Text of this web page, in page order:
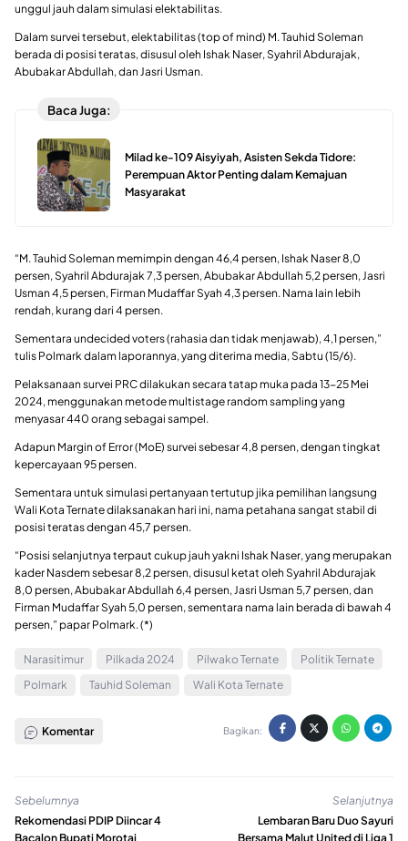
unggul jauh dalam simulasi elektabilitas.
Dalam survei tersebut, elektabilitas (top of mind) M. Tauhid Soleman
berada di posisi teratas, disusul oleh Ishak Naser, Syahril Abdurajak,
Abubakar Abdullah, dan Jasri Usman.
Baca Juga:
Milad ke-109 Aisyiyah, Asisten Sekda Tidore:
Perempuan Aktor Penting dalam Kemajuan
Masyarakat
“M. Tauhid Soleman memimpin dengan 46,4 persen, Ishak Naser 8,0
persen, Syahril Abdurajak 7,3 persen, Abubakar Abdullah 5,2 persen, Jasri
Usman 4,5 persen, Firman Mudaffar Syah 4,3 persen. Nama lain lebih
rendah, kurang dari 4 persen.
Sementara undecided voters (rahasia dan tidak menjawab), 4,1 persen,”
tulis Polmark dalam laporannya, yang diterima media, Sabtu (15/6).
Pelaksanaan survei PRC dilakukan secara tatap muka pada 13-25 Mei
2024, menggunakan metode multistage random sampling yang
menyasar 440 orang sebagai sampel.
Adapun Margin of Error (MoE) survei sebesar 4,8 persen, dengan tingkat
kepercayaan 95 persen.
Sementara untuk simulasi pertanyaan tertutup jika pemilihan langsung
Wali Kota Ternate dilaksanakan hari ini, nama petahana sangat stabil di
posisi teratas dengan 45,7 persen.
“Posisi selanjutnya terpaut cukup jauh yakni Ishak Naser, yang merupakan
kader Nasdem sebesar 8,2 persen, disusul ketat oleh Syahril Abdurajak
8,0 persen, Abubakar Abdullah 6,4 persen, Jasri Usman 5,7 persen, dan
Firman Mudaffar Syah 5,0 persen, sementara nama lain berada di bawah 4
persen,” papar Polmark. (*)
Narasitimur Pilkada 2024 Pilwako Ternate
Politik Ternate
Polmark
Tauhid Soleman Wali Kota Ternate
Komentar Bagikan:
Sebelumnya
Rekomendasi PDIP Diincar 4
Bacalon Bupati Morotai
Selanjutnya
Lembaran Baru Duo Sayuri
Bersama Malut United di Liga 1